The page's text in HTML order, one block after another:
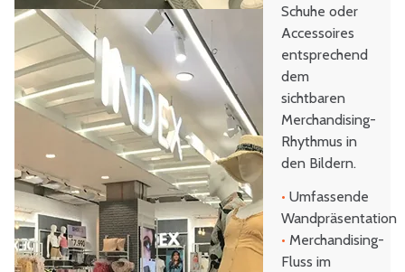
Schuhe oder
Accessoires
entsprechend
dem
sichtbaren
Merchandising-
Rhythmus in
den Bildern.
• Umfassende
Wandpräsentation
• Merchandising-
Fluss im